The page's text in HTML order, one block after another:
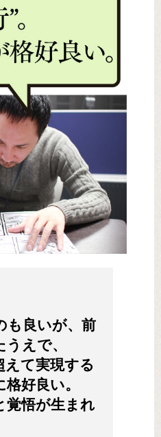
も良いが、前
えで、
えて実現する
好良い。
覚悟が生まれ